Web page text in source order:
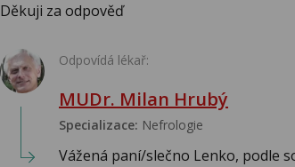
Děkuji za odpověď
Odpovídá lékař:
MUDr. Milan Hrubý
Specializace: Nefrologie
Vážená paní/slečno Lenko, podle